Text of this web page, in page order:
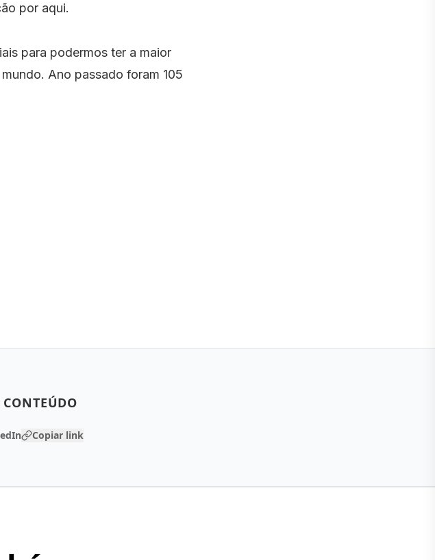
por aqui.
para podermos ter a maior
Ano passado foram 105
Copiar link